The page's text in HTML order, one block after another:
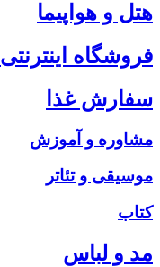
هتل و هواپیما
فروشگاه اینترنتی
سفارش غذا
مشاوره و آموزش
موسیقی و تئاتر
کتاب
مد و لباس